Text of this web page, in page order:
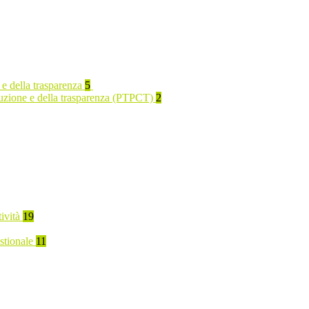
della trasparenza 5
e della trasparenza (PTPCT) 2
19
11